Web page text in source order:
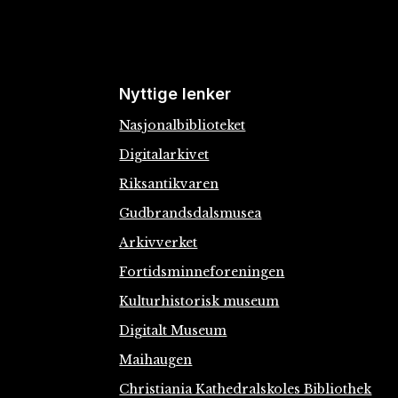
Nyttige lenker
Nasjonalbiblioteket
Digitalarkivet
Riksantikvaren
Gudbrandsdalsmusea
Arkivverket
Fortidsminneforeningen
Kulturhistorisk museum
Digitalt Museum
Maihaugen
Christiania Kathedralskoles Bibliothek